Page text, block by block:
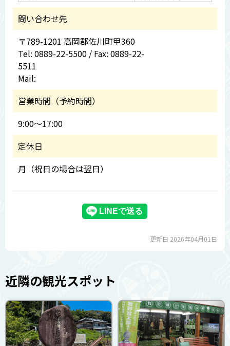
問い合わせ先
〒789-1201 高岡郡佐川町甲360
Tel: 0889-22-5500 / Fax: 0889-22-
5511
Mail:
営業時間（予約時間）
9:00～17:00
定休日
月（祝日の場合は翌日）
更新日 2026年04月01日
近隣の観光スポット